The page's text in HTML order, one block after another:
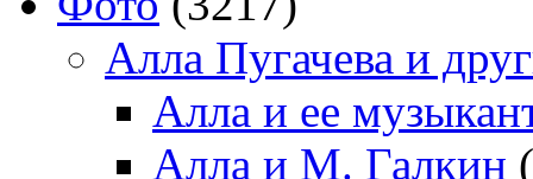
Алла Пугачева и
Алла и ее
Алла и М. Галкин